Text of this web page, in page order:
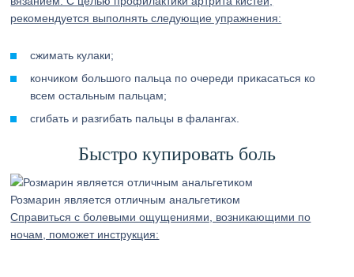
рекомендуется выполнять следующие упражнения:
сжимать кулаки;
кончиком большого пальца по очереди прикасаться ко
всем остальным пальцам;
сгибать и разгибать пальцы в фалангах.
Быстро купировать боль
Розмарин является отличным анальгетиком
Справиться с болевыми ощущениями, возникающими по
ночам, поможет инструкция: